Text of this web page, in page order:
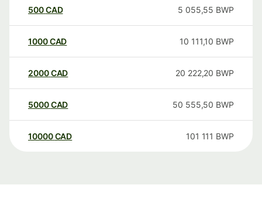
500CAD 5 055,55 BWP
1000CAD 10 111,10 BWP
2000CAD 20 222,20 BWP
5000CAD 50 555,50 BWP
10000 CAD 101 111 BWP